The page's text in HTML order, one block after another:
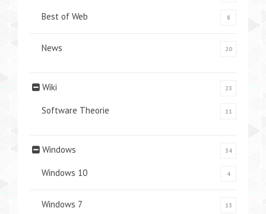
Best of Web 8
News 20
Wiki 23
Software Theorie 11
Windows 34
Windows 10 4
Windows 7 13